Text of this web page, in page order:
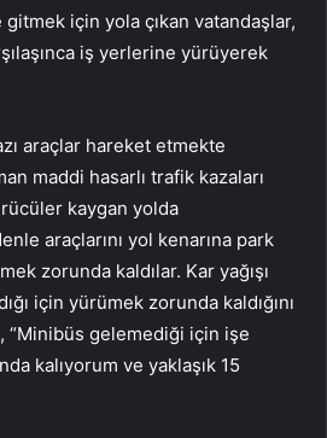
için yola çıkan vatandaşlar,
iş yerlerine yürüyerek
araçlar hareket etmekte
maddi hasarlı trafik kazaları
kaygan yolda
araçlarını yol kenarına park
zorunda kaldılar. Kar yağışı
için yürümek zorunda kaldığını
“Minibüs gelemediği için işe
kalıyorum ve yaklaşık 15